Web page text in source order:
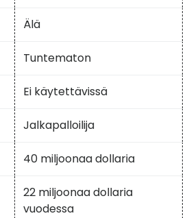
Älä
Tuntematon
Ei käytettävissä
Jalkapalloilija
40 miljoonaa dollaria
22 miljoonaa dollaria
vuodessa